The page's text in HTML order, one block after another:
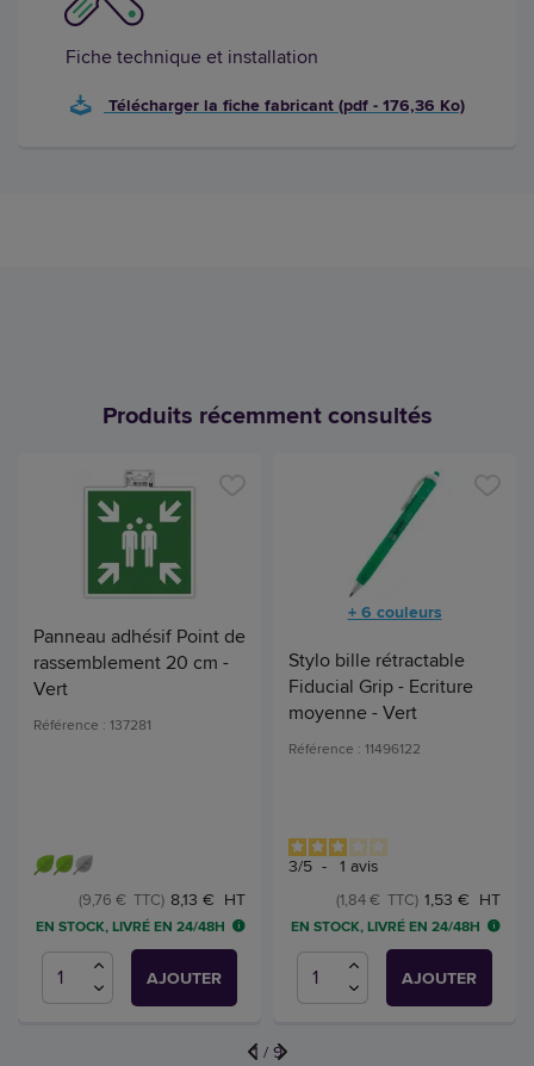
Fiche technique et installation
Télécharger la fiche fabricant (pdf - 176,36 Ko)
Produits récemment consultés
Panneau adhésif Point de
rassemblement 20 cm -
Vert
Référence : 137281
8,13 € HT
(9,76 € TTC)
EN STOCK, LIVRÉ EN 24/48H
AJOUTER
+ 6 couleurs
Stylo bille rétractable
Fiducial Grip - Ecriture
moyenne - Vert
Référence : 11496122
3/5 - 1 avis
1,53 € HT
(1,84 € TTC)
EN STOCK, LIVRÉ EN 24/48H
AJOUTER
1 / 9